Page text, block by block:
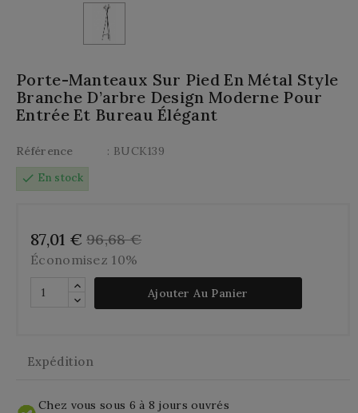
Porte-Manteaux Sur Pied En Métal Style
Branche D’arbre Design Moderne Pour
Entrée Et Bureau Élégant
Référence
: BUCK139
check En stock
87,01 € 96,68 €
Économisez 10%
Ajouter Au Panier
Expédition
Chez vous sous 6 à 8 jours ouvrés